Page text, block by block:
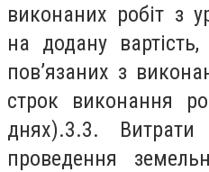
виконаних робіт з
на додану вартість,
пов’язаних з
строк виконання
днях).3.3.
проведення